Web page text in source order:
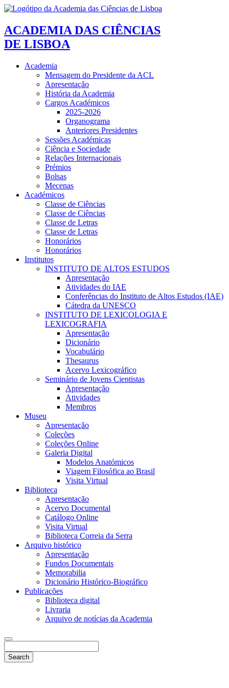
ACADEMIA DAS CIÊNCIAS
DE LISBOA
Academia
Mensagem do Presidente da ACL
Apresentação
História da Academia
Cargos Académicos
2025-2026
Organograma
Anteriores Presidentes
Sessões Académicas
Ciência e Sociedade
Relações Internacionais
Prémios
Bolsas
Mecenas
Académicos
Classe de Ciências
Classe de Ciências
Classe de Letras
Classe de Letras
Honorários
Honorários
Institutos
INSTITUTO DE ALTOS ESTUDOS
Apresentação
Atividades do IAE
Conferências do Instituto de Altos Estudos (IAE)
Cátedra da UNESCO
INSTITUTO DE LEXICOLOGIA E
LEXICOGRAFIA
Apresentação
Dicionário
Vocabulário
Thesaurus
Acervo Lexicográfico
Seminário de Jovens Cientistas
Apresentação
Atividades
Membros
Museu
Apresentação
Coleções
Coleções Online
Galeria Digital
Modelos Anatómicos
Viagem Filosófica ao Brasil
Visita Virtual
Biblioteca
Apresentação
Acervo Documental
Catálogo Online
Visita Virtual
Biblioteca Correia da Serra
Arquivo histórico
Apresentação
Fundos Documentais
Memorabilia
Dicionário Histórico-Biográfico
Publicações
Biblioteca digital
Livraria
Arquivo de notícias da Academia